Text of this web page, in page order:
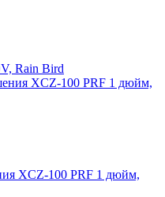
Rain Bird
XCZ-100 PRF 1 дюйм,